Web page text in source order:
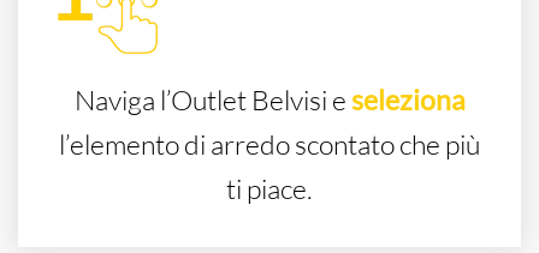
Naviga l’Outlet Belvisi eseleziona
l’elemento di arredo scontato che più
ti piace.